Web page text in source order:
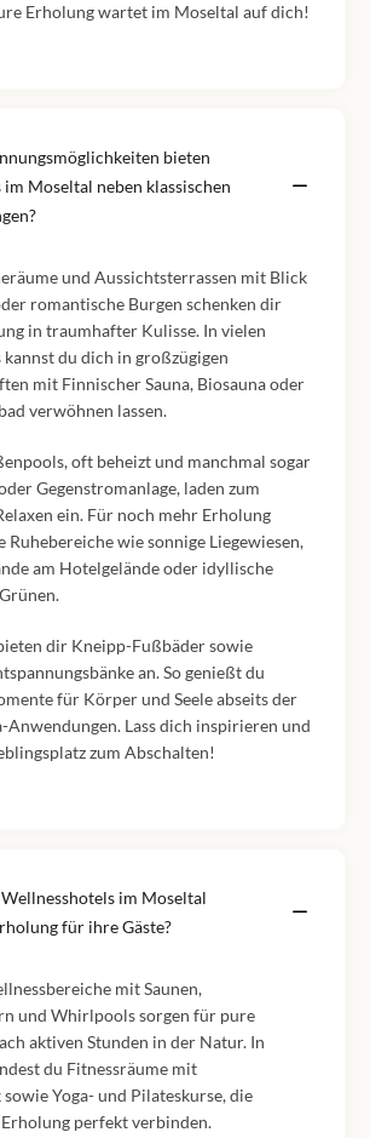
Erholung wartet im Moseltal auf dich!
bieten
Moseltal neben klassischen
und Aussichtsterrassen mit Blick
romantische Burgen schenken dir
in traumhafter Kulisse. In vielen
du dich in großzügigen
mit Finnischer Sauna, Biosauna oder
verwöhnen lassen.
oft beheizt und manchmal sogar
Gegenstromanlage, laden zum
ein. Für noch mehr Erholung
Ruhebereiche wie sonnige Liegewiesen,
am Hotelgelände oder idyllische
dir Kneipp-Fußbäder sowie
an. So genießt du
für Körper und Seele abseits der
Anwendungen. Lass dich inspirieren und
zum Abschalten!
im Moseltal
für ihre Gäste?
mit Saunen,
und Whirlpools sorgen für pure
aktiven Stunden in der Natur. In
du Fitnessräume mit
Yoga- und Pilateskurse, die
perfekt verbinden.